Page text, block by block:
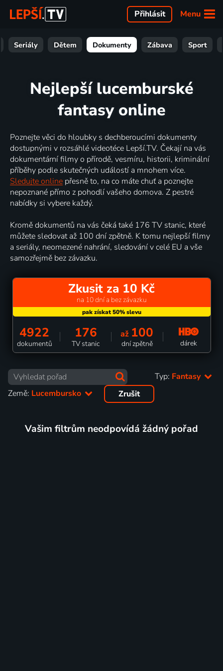
Menu
Přihlásit
Seriály Dětem Dokumenty Zábava Sport
Nejlepší lucemburské
fantasy online
Poznejte věci do hloubky s dechberoucími dokumenty
dostupnými v rozsáhlé videotéce Lepší.TV. Čekají na vás
dokumentární filmy o přírodě, vesmíru, historii, kriminální
příběhy podle skutečných událostí a mnohem více.
Sledujte online přesně to, na co máte chuť a poznejte
nepoznané přímo z pohodlí vašeho domova. Z pestré
nabídky si vybere každý.
Kromě dokumentů na vás čeká také 176 TV stanic, které
můžete sledovat až 100 dní zpětně. K tomu nejlepší filmy
a seriály, neomezené nahrání, sledování v celé EU a vše
samozřejmě bez závazku.
Zkusit za 10 Kč
na 10 dní a bez závazku
4922
dokumentů
176
TV stanic
až 100
dní zpětně dárek
Typ: Fantasy
Země: Lucembursko Zrušit
Vašim filtrům neodpovídá žádný pořad